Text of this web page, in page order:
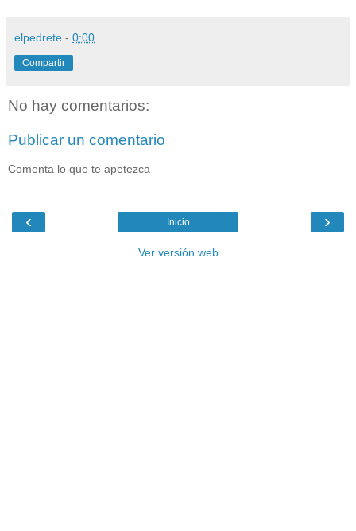
elpedrete - 0:00
Compartir
No hay comentarios:
Publicar un comentario
Comenta lo que te apetezca
‹ ›
Inicio
Ver versión web